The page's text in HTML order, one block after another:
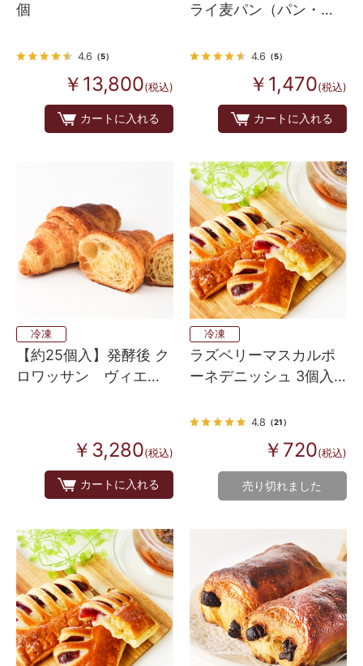
個
4.6 （5）
￥13,800(税込)
カートに入れる
ライ麦パン（パン・
4.6 （5）
￥1,470(税込)
カートに入れる
冷凍
【約25個入】発酵後 ク
ロワッサン ヴィエノ
￥3,280(税込)
カートに入れる
冷凍
ラズベリーマスカルポ
ーネデニッシュ 3個入
4.8 （21）
￥720(税込)
売り切れました